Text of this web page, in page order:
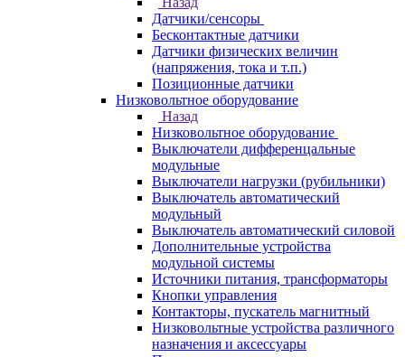
Датчики/сенсоры
Бесконтактные датчики
Датчики физических величин
(напряжения, тока и т.п.)
Позиционные датчики
Низковольтное оборудование
Назад
Низковольтное оборудование
Выключатели дифференцальные
модульные
Выключатели нагрузки (рубильники)
Выключатель автоматический
модульный
Выключатель автоматический силовой
Дополнительные устройства
модульной системы
Источники питания, трансформаторы
Кнопки управления
Контакторы, пускатель магнитный
Низковольтные устройства различного
назначения и аксессуары